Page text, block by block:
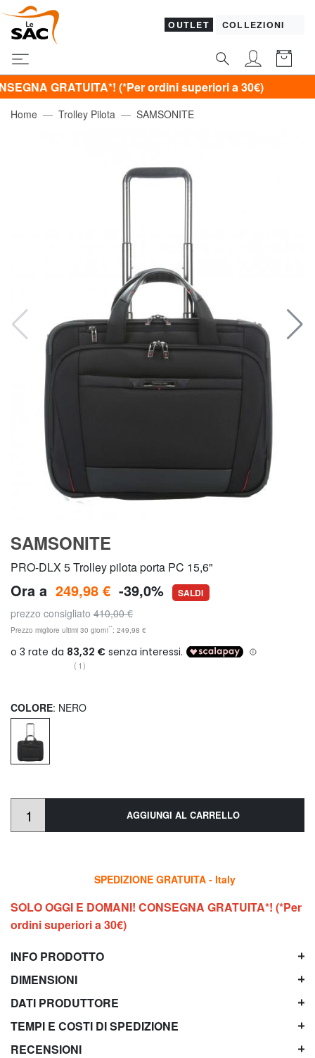
OUTLET COLLEZIONI
GRATUITA*! (*Per ordini superiori a 30€)
Home Trolley Pilota SAMSONITE
SAMSONITE
PRO-DLX 5 Trolley pilota porta PC 15,6"
Ora a 249,98 € -39,0% SALDI
prezzo consigliato 410,00 €
Prezzo migliore ultimi 30 giorni**: 249,98 €
(1)
COLORE: NERO
AGGIUNGI AL CARRELLO
SPEDIZIONE GRATUITA - Italy
SOLO OGGI E DOMANI! CONSEGNA GRATUITA*! (*Per
ordini superiori a 30€)
INFO PRODOTTO
DIMENSIONI
DATI PRODUTTORE
TEMPI E COSTI DI SPEDIZIONE
RECENSIONI